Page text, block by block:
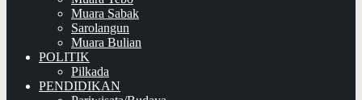
Muara Sabak
Sarolangun
Muara Bulian
POLITIK
Pilkada
PENDIDIKAN